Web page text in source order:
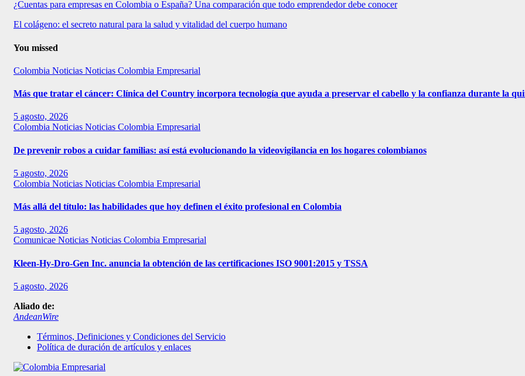
¿Cuentas para empresas en Colombia o España? Una comparación que todo emprendedor debe conocer
El colágeno: el secreto natural para la salud y vitalidad del cuerpo humano
You missed
Colombia Noticias Noticias Colombia Empresarial
Más que tratar el cáncer: Clínica del Country incorpora tecnología que ayuda a preservar el cabello y la confianza durante la
5 agosto, 2026
Colombia Noticias Noticias Colombia Empresarial
De prevenir robos a cuidar familias: así está evolucionando la videovigilancia en los hogares colombianos
5 agosto, 2026
Colombia Noticias Noticias Colombia Empresarial
Más allá del título: las habilidades que hoy definen el éxito profesional en Colombia
5 agosto, 2026
Comunicae Noticias Noticias Colombia Empresarial
Kleen-Hy-Dro-Gen Inc. anuncia la obtención de las certificaciones ISO 9001:2015 y TSSA
5 agosto, 2026
Aliado de:
AndeanWire
Términos, Definiciones y Condiciones del Servicio
Política de duración de artículos y enlaces